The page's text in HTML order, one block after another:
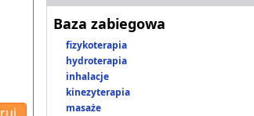
Baza zabiegowa
fizykoterapia
hydroterapia
inhalacje
kinezyterapia
masaże